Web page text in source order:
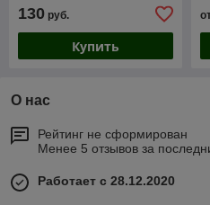
130 руб.
Купить
О нас
Рейтинг не сформирован
Менее 5 отзывов за
Работает с 28.12.2020